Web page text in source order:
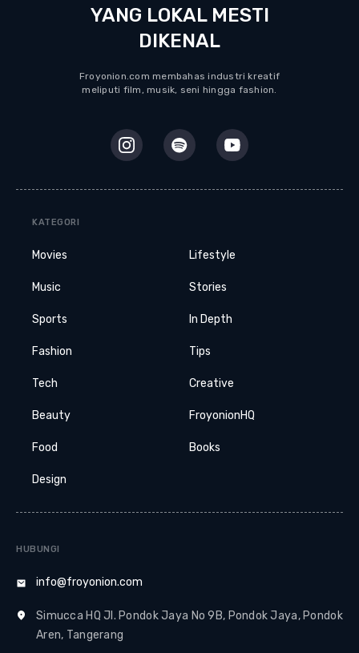
KATEGORI
Movies
Music
Sports
Fashion
Tech
Beauty
Food
Design
Lifestyle
Stories
In Depth
Tips
Creative
FroyonionHQ
Books
YANG LOKAL MESTI
DIKENAL
Froyonion.com membahas industri kreatif
meliputi film, musik, seni hingga fashion.
HUBUNGI
info@froyonion.com
Simucca HQ Jl. Pondok Jaya No 9B, Pondok Jaya, Pondok
Aren, Tangerang